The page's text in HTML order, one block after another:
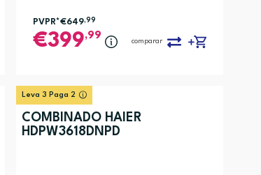
PVPR*€649,99
399,99
comparar
Leva 3 Paga 2
COMBINADO HAIER
HDPW3618DNPD